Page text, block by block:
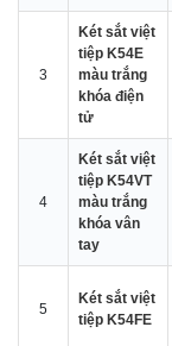
3
Két sắt việt
tiệp K54E
màu trắng
khóa điện
tử
4
Két sắt việt
tiệp K54VT
màu trắng
khóa vân
tay
5
Két sắt việt
tiệp K54FE